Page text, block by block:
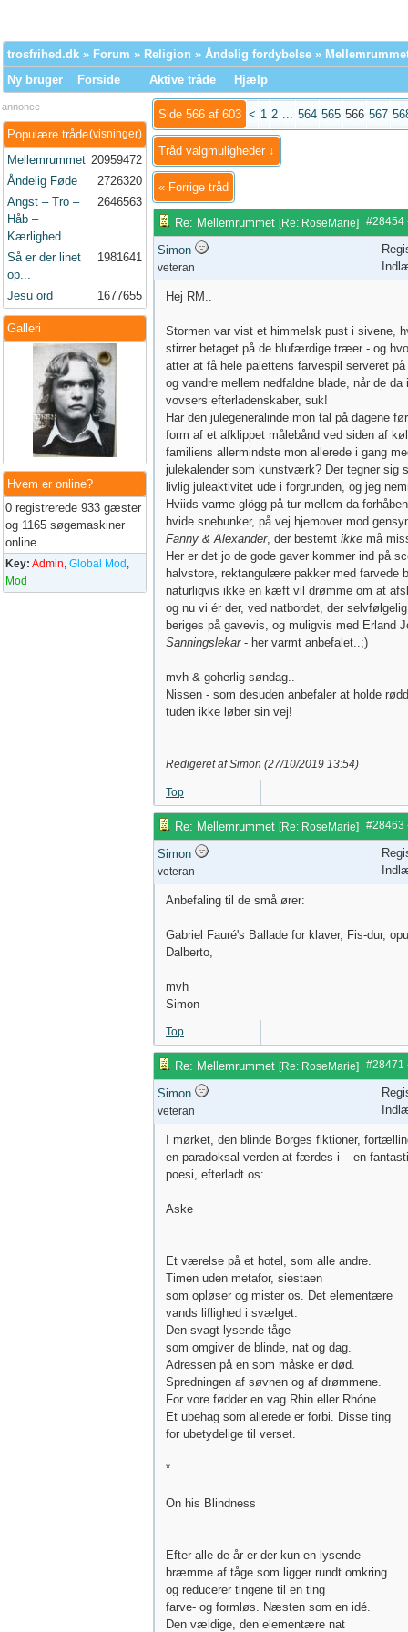
trosfrihed.dk » Forum » Religion » Åndelig fordybelse »
Ny bruger
Forside Aktive tråde Hjælp
annonce
(visninger)
Populære tråde
Mellemrummet 20959472
Åndelig Føde
2726320
Angst – Tro –
Håb –
Kærlighed
2646563
Så er der linet
op...
1981641
Jesu ord 1677655
Galleri
Hvem er online?
0 registrerede 933 gæster
og 1165 søgemaskiner
online.
Key: Admin, Global Mod ,
Mod
Side 566 af 603 < 1 2 ... 564 565 566 567
Tråd valgmuligheder ↓
« Forrige tråd
#28454
Re: Mellemrummet [Re: RoseMarie]
Simon
veteran
Hej RM..
Stormen var vist et himmelsk pust i sivene,
stirrer betaget på de blufærdige træer - og
atter at få hele palettens farvespil serveret
og vandre mellem nedfaldne blade, når de da
vovsers efterladenskaber, suk!
Har den julegeneralinde mon tal på dagene
form af et afklippet målebånd ved siden af
familiens allermindste mon allerede i gang
julekalender som kunstværk? Der tegner sig
livlig juleaktivitet ude i forgrunden, og jeg
Hviids varme glögg på tur mellem da
hvide snebunker, på vej hjemover mod
Fanny & Alexander, der bestemt ikke må
Her er det jo de gode gaver kommer ind på
halvstore, rektangulære pakker med farvede
naturligvis ikke en kæft vil drømme om at
og nu vi ér der, ved natbordet, der
beriges på gavevis, og muligvis med Erland
Sanningslekar- her varmt anbefalet..;)
mvh & goherlig søndag..
Nissen - som desuden anbefaler at holde
tuden ikke løber sin vej!
Redigeret af Simon (27/10/2019 13:54)
Top
#28463
Re: Mellemrummet [Re: RoseMarie]
Simon
veteran
Anbefaling til de små ører:
Gabriel Fauré's Ballade for klaver, Fis-dur,
Dalberto,
mvh
Simon
Top
#28471
Re: Mellemrummet [Re: RoseMarie]
Simon
veteran
I mørket, den blinde Borges fiktioner,
en paradoksal verden at færdes i – en
poesi, efterladt os:
Aske
Et værelse på et hotel, som alle andre.
Timen uden metafor, siestaen
som opløser og mister os. Det elementære
vands liflighed i svælget.
Den svagt lysende tåge
som omgiver de blinde, nat og dag.
Adressen på en som måske er død.
Spredningen af søvnen og af drømmene.
For vore fødder en vag Rhin eller Rhóne.
Et ubehag som allerede er forbi. Disse ting
for ubetydelige til verset.
*
On his Blindness
Efter alle de år er der kun en lysende
bræmme af tåge som ligger rundt omkring
og reducerer tingene til en ting
farve- og formløs. Næsten som en idé.
Den vældige, den elementære nat